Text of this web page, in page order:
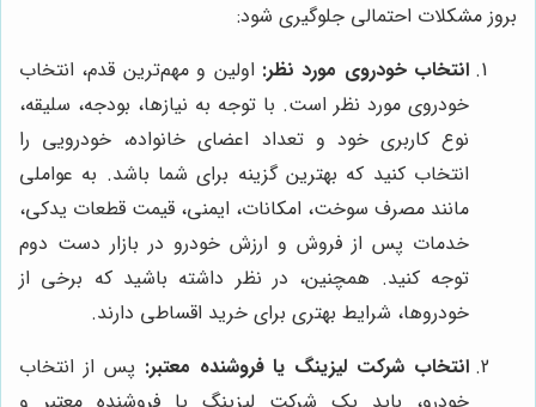
بروز مشکلات احتمالی جلوگیری شود:
انتخاب خودروی مورد نظر: اولین و مهم‌ترین قدم، انتخاب
خودروی مورد نظر است. با توجه به نیازها، بودجه، سلیقه،
نوع کاربری خود و تعداد اعضای خانواده، خودرویی را
انتخاب کنید که بهترین گزینه برای شما باشد. به عواملی
مانند مصرف سوخت، امکانات، ایمنی، قیمت قطعات یدکی،
خدمات پس از فروش و ارزش خودرو در بازار دست دوم
توجه کنید. همچنین، در نظر داشته باشید که برخی از
خودروها، شرایط بهتری برای خرید اقساطی دارند.
انتخاب شرکت لیزینگ یا فروشنده معتبر: پس از انتخاب